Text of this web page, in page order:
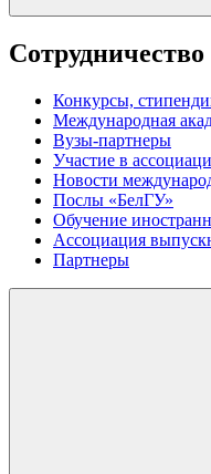
Сотрудничество
Конкурсы,
Международная
Вузы-партнеры
Участие в
Новости
Послы «БелГУ»
Обучение
Ассоциация
Партнеры